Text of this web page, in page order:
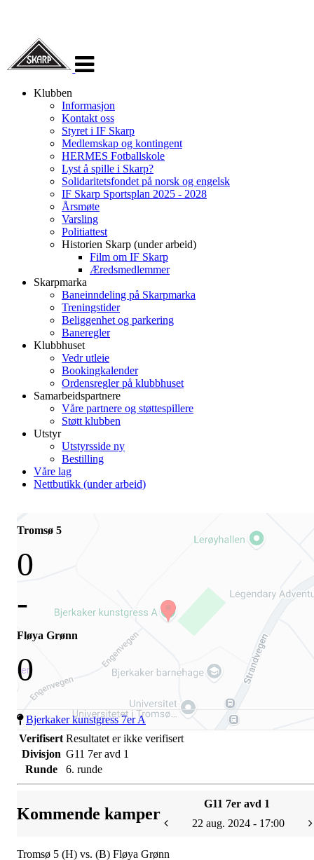
navigasjon
Klubben
Informasjon
Kontakt oss
Styret i IF Skarp
Medlemskap og kontingent
HERMES Fotballskole
Lyst å spille i Skarp?
Solidaritetsfondet på norsk og engelsk
IF Skarp Sportsplan 2025 - 2028
Årsmøte
Varsling
Politiattest
Historien Skarp (under arbeid)
Film om IF Skarp
Æredsmedlemmer
Skarpmarka
Baneinndeling på Skarpmarka
Treningstider
Beliggenhet og parkering
Baneregler
Klubbhuset
Vedr utleie
Bookingkalender
Ordensregler på klubbhuset
Samarbeidspartnere
Våre partnere og støttespillere
Støtt klubben
Utstyr
Utstyrsside ny
Bestilling
Våre lag
Nettbutikk (under arbeid)
Tromsø 5
0
-
Fløya Grønn
0
Bjerkaker kunstgress 7er A
Verifisert Resultatet er ikke verifisert
Divisjon G11 7er avd 1
Runde
6. runde
Kommende kamper
G11 7er avd 1
22 aug. 2024 - 17:00
Tromsø 5 (H) vs. (B) Fløya Grønn